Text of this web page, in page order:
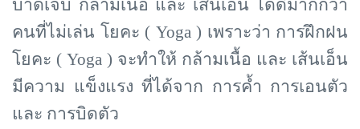
บาดเจ็บ กล้ามเนื้อ และ เส้นเอ็น ได้ดีมากกว่า
คนที่ไม่เล่น โยคะ ( Yoga ) เพราะว่า การฝึกฝน
โยคะ ( Yoga ) จะทำให้ กล้ามเนื้อ และ เส้นเอ็น
มีความ แข็งแรง ที่ได้จาก การค้ำ การเอนตัว
และ การบิดตัว